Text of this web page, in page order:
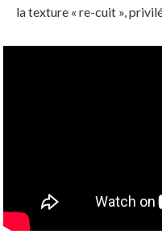
la texture « re-cuit »,